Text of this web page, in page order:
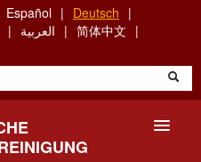
Español
Deutsch
العربية
简体中文